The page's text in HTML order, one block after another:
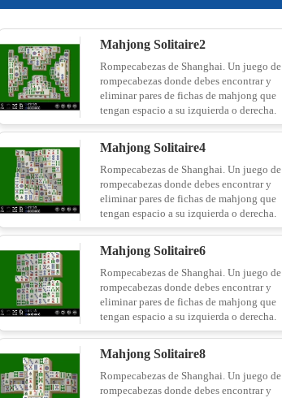
Mahjong Solitaire2
Rompecabezas de Shanghai. Un juego de
rompecabezas donde debes encontrar y
eliminar pares de fichas de mahjong que
tengan espacio a su izquierda o derecha.
Mahjong Solitaire4
Rompecabezas de Shanghai. Un juego de
rompecabezas donde debes encontrar y
eliminar pares de fichas de mahjong que
tengan espacio a su izquierda o derecha.
Mahjong Solitaire6
Rompecabezas de Shanghai. Un juego de
rompecabezas donde debes encontrar y
eliminar pares de fichas de mahjong que
tengan espacio a su izquierda o derecha.
Mahjong Solitaire8
Rompecabezas de Shanghai. Un juego de
rompecabezas donde debes encontrar y